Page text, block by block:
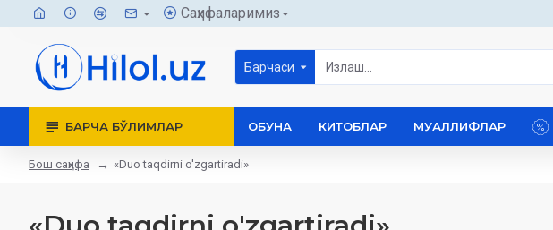
Саҳифаларимиз
Барчаси
БАРЧА БЎЛИМЛАР ОБУНА КИТОБЛАР МУАЛЛИФЛАР
Бош саҳифа «Duo taqdirni o'zgartiradi»